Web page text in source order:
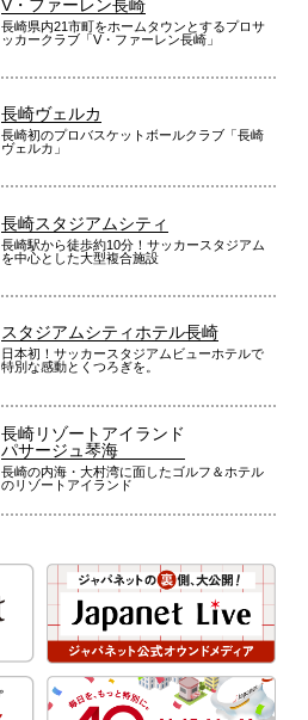
V・ファーレン長崎
長崎県内21市町をホームタウンとするプロサ
ッカークラブ「V・ファーレン長崎」
長崎ヴェルカ
長崎初のプロバスケットボールクラブ「長崎
ヴェルカ」
長崎スタジアムシティ
長崎駅から徒歩約10分！サッカースタジアム
を中心とした大型複合施設
スタジアムシティホテル長崎
日本初！サッカースタジアムビューホテルで
特別な感動とくつろぎを。
長崎リゾートアイランド
パサージュ琴海
長崎の内海・大村湾に面したゴルフ＆ホテル
のリゾートアイランド